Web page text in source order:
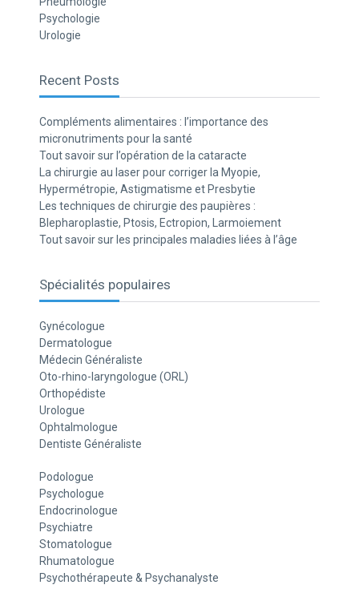
Psychologie
Urologie
Recent Posts
Compléments alimentaires : l’importance des
micronutriments pour la santé
Tout savoir sur l’opération de la cataracte
La chirurgie au laser pour corriger la Myopie,
Hypermétropie, Astigmatisme et Presbytie
Les techniques de chirurgie des paupières :
Blepharoplastie, Ptosis, Ectropion, Larmoiement
Tout savoir sur les principales maladies liées à l’âge
Spécialités populaires
Gynécologue
Dermatologue
Médecin Généraliste
Oto-rhino-laryngologue (ORL)
Orthopédiste
Urologue
Ophtalmologue
Dentiste Généraliste
Podologue
Psychologue
Endocrinologue
Psychiatre
Stomatologue
Rhumatologue
Psychothérapeute & Psychanalyste